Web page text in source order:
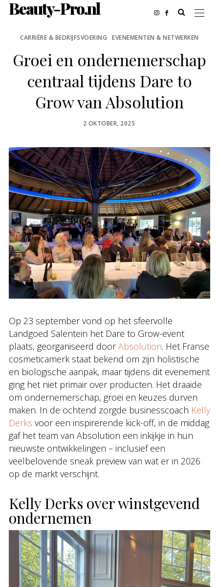
Beauty-Pro.nl
CARRIÈRE & BEDRIJFSVOERING EVENEMENTEN & NETWERKEN
Groei en ondernemerschap
centraal tijdens Dare to
Grow van Absolution
POSTED
2 OKTOBER, 2025
Op 23 september vond op het sfeervolle
Landgoed Salentein het Dare to Grow-event
plaats, georganiseerd doorAbsolution. Het Franse
cosmeticamerk staat bekend om zijn holistische
en biologische aanpak, maar tijdens dit evenement
ging het niet primair over producten. Het draaide
om ondernemerschap, groei en keuzes durven
maken. In de ochtend zorgde businesscoach Kelly
Derks voor een inspirerende kick-off, in de middag
gaf het team van Absolution een inkijkje in hun
nieuwste ontwikkelingen – inclusief een
veelbelovende sneak preview van wat er in 2026
op de markt verschijnt.
Kelly Derks over winstgevend
ondernemen